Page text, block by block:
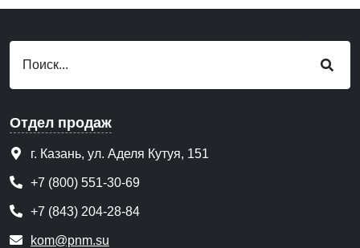
Отдел продаж
г. Казань, ул. Аделя Кутуя, 151
+7 (800) 551-30-69
+7 (843) 204-28-84
kom@pnm.su